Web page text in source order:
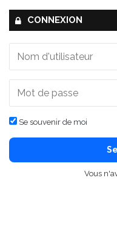
CONNEXION
Se souvenir de moi
Vous